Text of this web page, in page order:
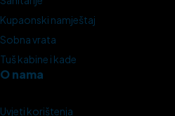
Kupaonski namještaj
Sobna vrata
Tuš kabine i kade
O nama
Uvjeti korištenja